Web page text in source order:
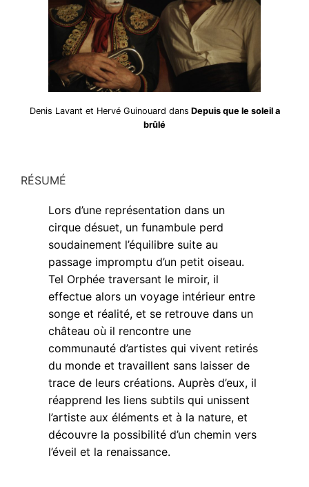
Denis Lavant et Hervé Guinouard dans Depuis que le soleil a
brûlé
RÉSUMÉ
Lors d’une représentation dans un
cirque désuet, un funambule perd
soudainement l’équilibre suite au
passage impromptu d’un petit oiseau.
Tel Orphée traversant le miroir, il
effectue alors un voyage intérieur entre
songe et réalité, et se retrouve dans un
château où il rencontre une
communauté d’artistes qui vivent retirés
du monde et travaillent sans laisser de
trace de leurs créations. Auprès d’eux, il
réapprend les liens subtils qui unissent
l’artiste aux éléments et à la nature, et
découvre la possibilité d’un chemin vers
l’éveil et la renaissance.